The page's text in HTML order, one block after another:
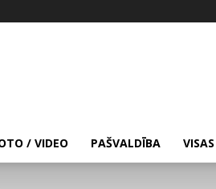
/ VIDEO PAŠVALDĪBA